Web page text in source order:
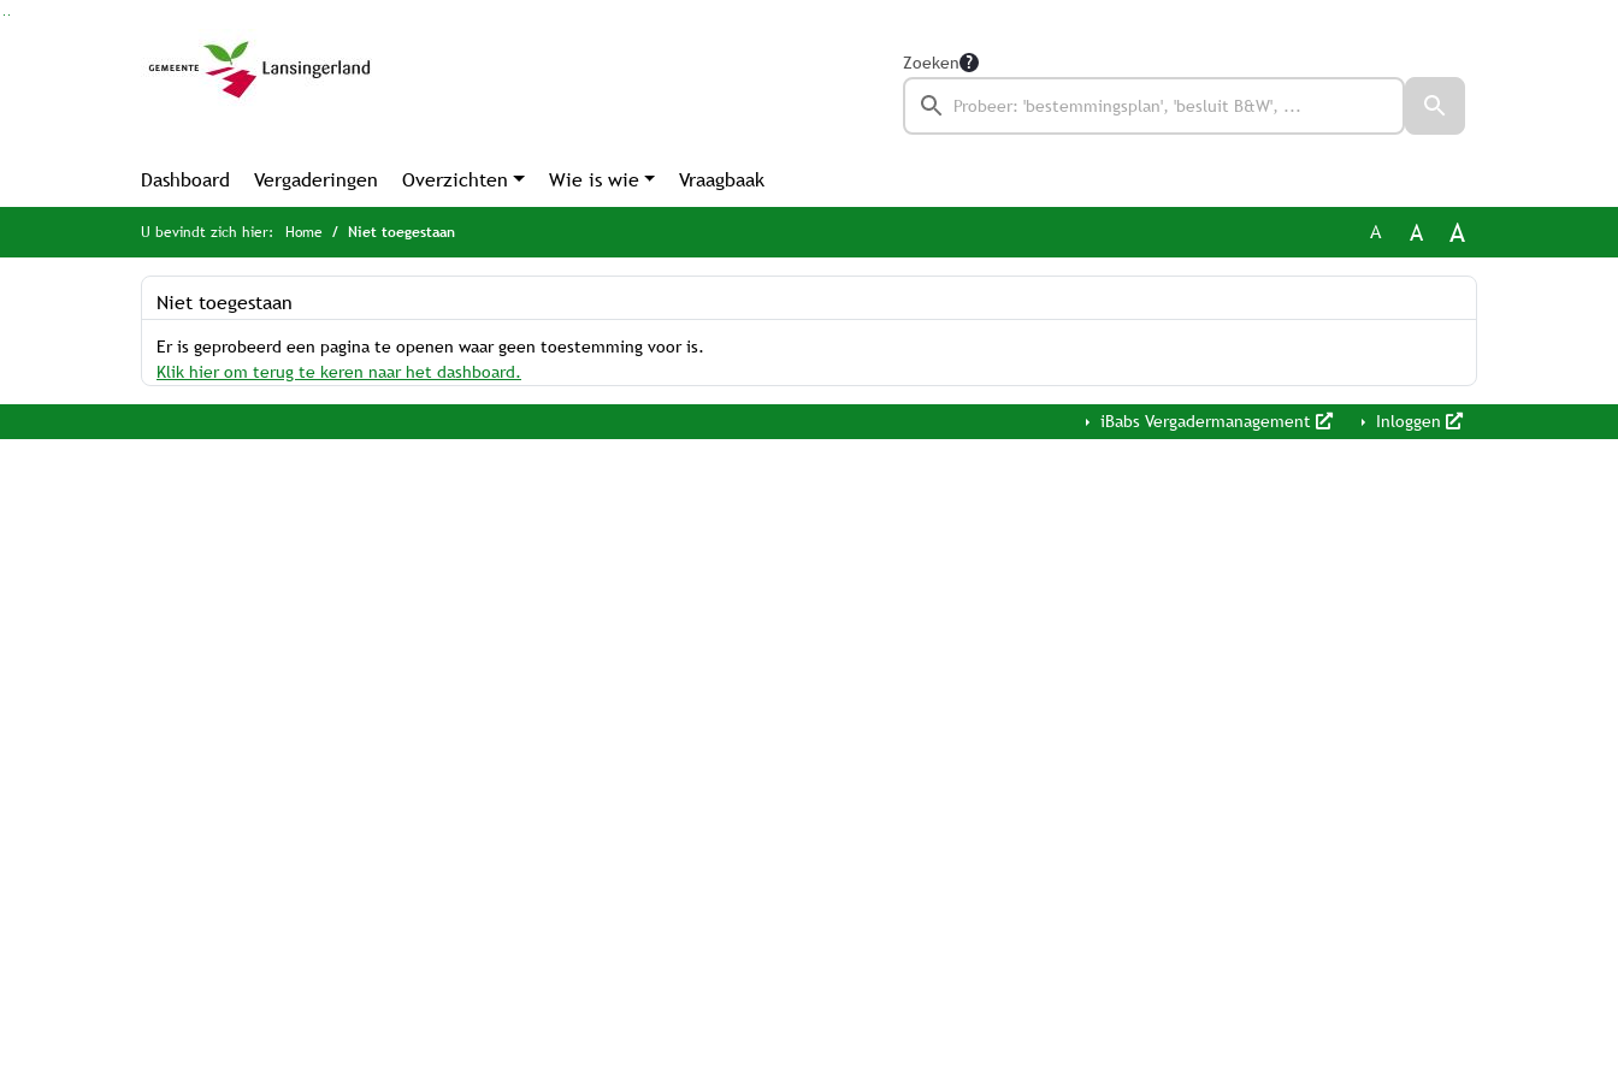
Zoeken
Dashboard Vergaderingen Overzichten Wie is wie Vraagbaak
U bevindt zich hier: Home Niet toegestaan A A A
Niet toegestaan
Er is geprobeerd een pagina te openen waar geen toestemming voor is.
Klik hier om terug te keren naar het dashboard.
iBabs Vergadermanagement Inloggen